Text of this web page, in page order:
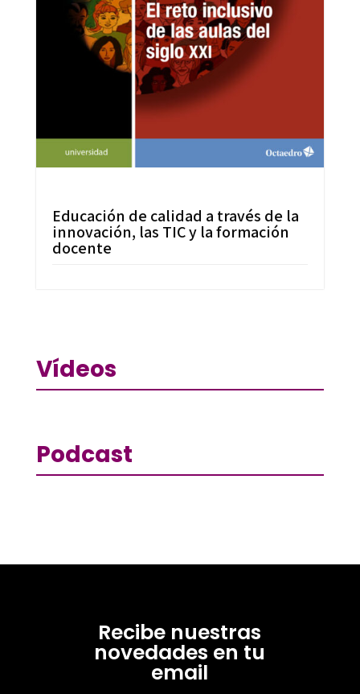
Educación de calidad a través de la
innovación, las TIC y la formación
docente
Vídeos
Podcast
Recibe nuestras
novedades en tu
email